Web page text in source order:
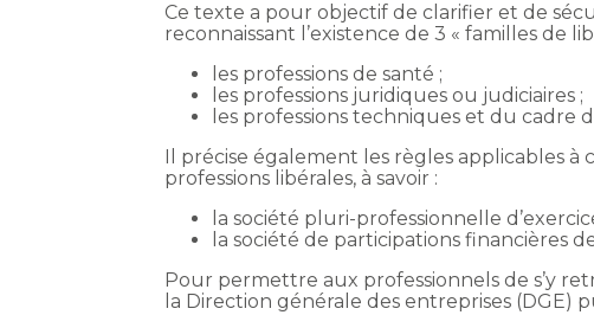
Ce texte a pour objectif de clarifier et de
reconnaissant l’existence de 3 « familles de
les professions de santé ;
les professions juridiques ou judiciaires ;
les professions techniques et du cadre
Il précise également les règles applicables
professions libérales, à savoir :
la société pluri-professionnelle
la société de participations financières
Pour permettre aux professionnels de s’y
la Direction générale des entreprises (DGE)